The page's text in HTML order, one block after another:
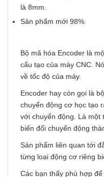
là 8mm.
Sản phẩm mới 98%.
Bộ mã hóa Encoder là
cấu tạo của máy CNC.
về tốc độ của máy.
Encoder hay còn gọi là
chuyển động cơ học tạo
với chuyển động. Là một
biến đổi chuyển động
Sản phẩm liên quan tới
từng loại động cơ riêng
Các bạn thấy phù hợp